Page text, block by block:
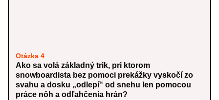
Otázka 4
Ako sa volá základný trik, pri ktorom
snowboardista bez pomoci prekážky vyskočí zo
svahu a dosku „odlepí“ od snehu len pomocou
práce nôh a odľahčenia hrán?